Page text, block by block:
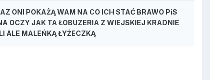
ONI POKAŻĄ WAM NA CO ICH STAĆ BRAWO PiS
OCZY JAK TA ŁOBUZERIA Z WIEJSKIEJ KRADNIE
ALE MALEŃKĄ ŁYŻECZKĄ